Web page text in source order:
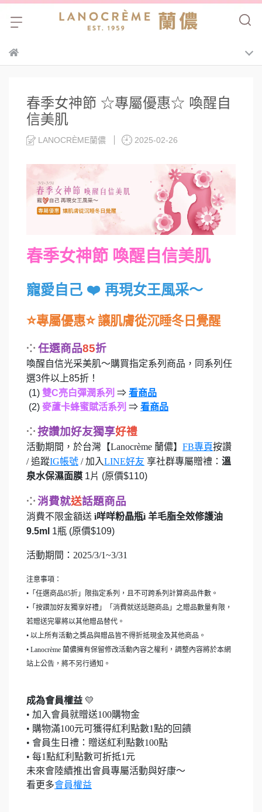
春季女神節 ☆專屬優惠☆ 喚醒自
信美肌
LANOCRÈME蘭儂 2025-02-26
春季女神節 喚醒自信美肌
寵愛自己 ❤️ 再現女王風采～
⭐專屬優惠⭐讓肌膚從沉睡冬日覺醒
⁘ 任選商品85折
喚醒自信光采美肌～購買指定系列商品，同系列任
選3件以上85折！
(1) 雙C亮白彈潤系列 ⇒ 看商品
(2) 麥蘆卡蜂蜜賦活系列 ⇒ 看商品
⁘按讚加好友獨享好禮
活動期間， 於台灣【Lanocrème 蘭儂】 FB專頁按讚
/ 追蹤IG帳號 / 加入LINE好友 享社群專屬贈禮： 溫
泉水保濕面膜 1片 (原價$110)
⁘消費就送話題商品
消費不限金額送 ì咩咩粉晶瓶ì 羊毛脂全效修護油
9.5ml 1瓶 (原價$109)
活動期間：2025/3/1~3/31
注意事項：
•「任選商品85折」限指定系列，且不可跨系列計算商品件數。
•「按讚加好友獨享好禮」「消費就送話題商品」之贈品數量有限，
若贈送完畢將以其他贈品替代。
• 以上所有活動之獎品與贈品皆不得折抵現金及其他商品。
• Lanocrème 蘭儂擁有保留修改活動內容之權利，調整內容將於本網
站上公告，將不另行通知。
成為會員權益 💛
• 加入會員就贈送100購物金
• 購物滿100元可獲得紅利點數1點的回饋
• 會員生日禮：贈送紅利點數100點
• 每1點紅利點數可折抵1元
未來會陸續推出會員專屬活動與好康～
看更多會員權益